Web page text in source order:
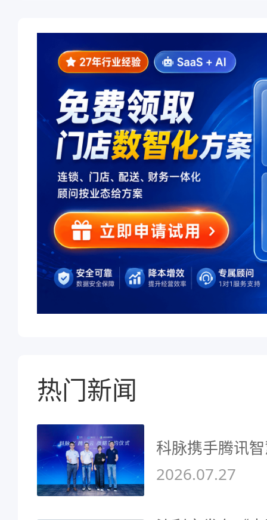
热门新闻
科脉携手腾讯
2026.07.27